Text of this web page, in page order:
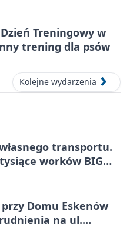
Treningowy w
trening dla psów
Kolejne wydarzenia
transportu.
worków BIG
Domu Eskenów
na ul.